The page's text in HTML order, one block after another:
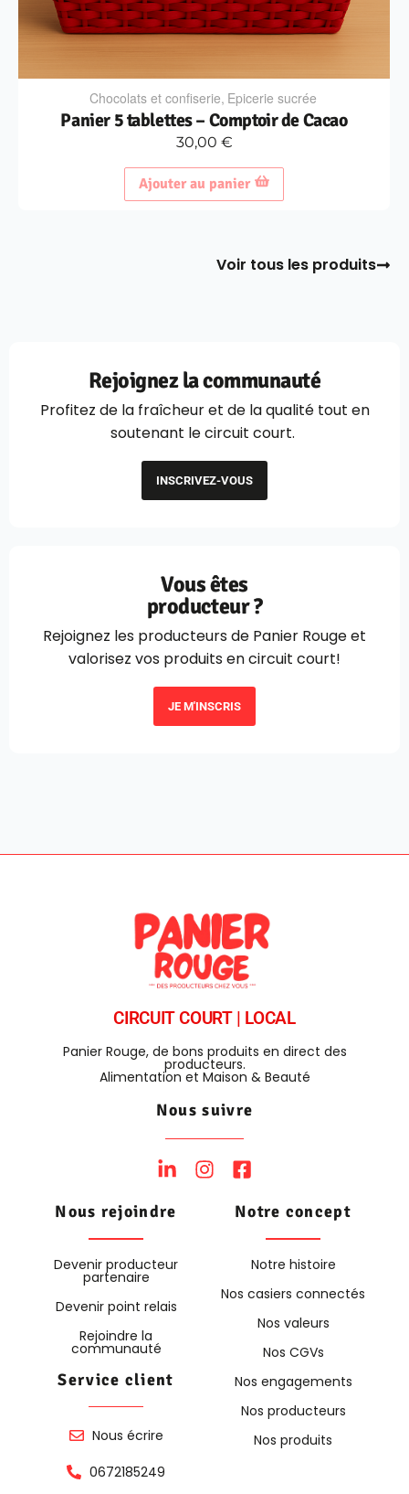
Chocolats et confiserie, Epicerie sucrée
Panier 5 tablettes – Comptoir de Cacao
30,00 €
Ajouter au panier
Voir tous les produits
Rejoignez la communauté
Profitez de la fraîcheur et de la qualité tout en
soutenant le circuit court.
INSCRIVEZ-VOUS
Vous êtes
producteur ?
Rejoignez les producteurs de Panier Rouge et
valorisez vos produits en circuit court!
JE M'INSCRIS
CIRCUIT COURT | LOCAL
Panier Rouge, de bons produits en direct des
producteurs.
Alimentation et Maison & Beauté
Nous suivre
Nous rejoindre
Devenir producteur
partenaire
Devenir point relais
Rejoindre la
communauté
Service client
Nous écrire
0672185249
Notre concept
Notre histoire
Nos casiers connectés
Nos valeurs
Nos CGVs
Nos engagements
Nos producteurs
Nos produits